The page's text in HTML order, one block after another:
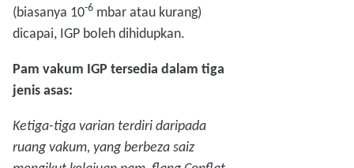
(biasanya 10-6 mbar atau kurang)
dicapai, IGP boleh dihidupkan.
Pam vakum IGP tersedia dalam tiga
jenis asas:
Ketiga-tiga varian terdiri daripada
ruang vakum, yang berbeza saiz